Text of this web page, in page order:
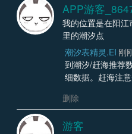
APP游客
我的位置是在阳
里的潮汐点
潮汐表精灵.EI 刚
到潮汐/赶海推荐
细数据。赶海注意
删除
游客